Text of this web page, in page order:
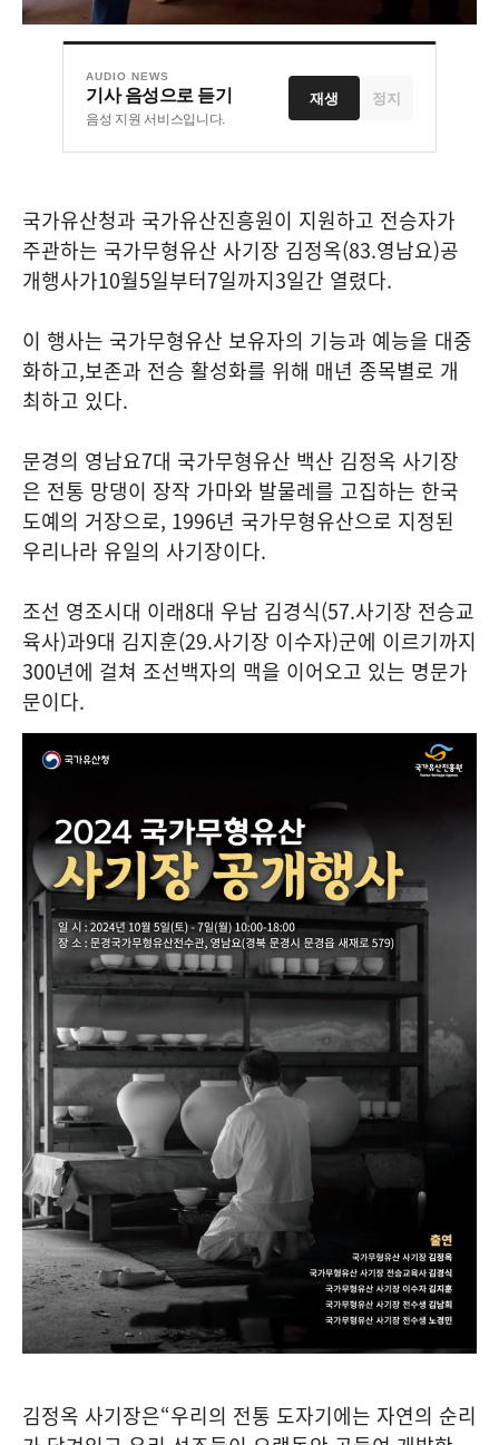
AUDIO NEWS
기사 음성으로 듣기
음성 지원 서비스입니다.
재생 정지
국가유산청과 국가유산진흥원이 지원하고 전승자가
주관하는 국가무형유산 사기장 김정옥(83.영남요)공
개행사가10월5일부터7일까지3일간 열렸다.
이 행사는 국가무형유산 보유자의 기능과 예능을 대중
화하고,보존과 전승 활성화를 위해 매년 종목별로 개
최하고 있다.
문경의 영남요7대 국가무형유산 백산 김정옥 사기장
은 전통 망댕이 장작 가마와 발물레를 고집하는 한국
도예의 거장으로, 1996년 국가무형유산으로 지정된
우리나라 유일의 사기장이다.
조선 영조시대 이래8대 우남 김경식(57.사기장 전승교
육사)과9대 김지훈(29.사기장 이수자)군에 이르기까지
300년에 걸쳐 조선백자의 맥을 이어오고 있는 명문가
문이다.
김정옥 사기장은“우리의 전통 도자기에는 자연의 순리